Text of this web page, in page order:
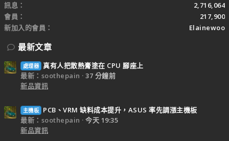
訊息
2,716,064
會員
217,900
新加入的會員
Elainewoo
最新文章
處理器 真有人把散熱膏塗在 CPU 腳座上
最新：soothepain
37 分鐘前
新品資訊
主機板
PCB、VRM 缺料成本提升，ASUS 率先調漲主機板
最新：soothepain
今天 19:35
新品資訊